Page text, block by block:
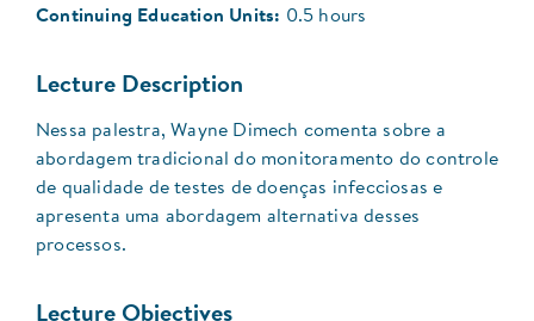
Continuing Education Units: 0.5 hours
Lecture Description
Nessa palestra, Wayne Dimech comenta sobre a
abordagem tradicional do monitoramento do controle
de qualidade de testes de doenças infecciosas e
apresenta uma abordagem alternativa desses
processos.
Lecture Objectives